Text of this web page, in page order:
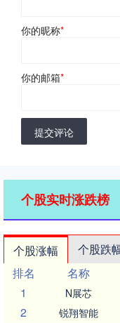
你的昵称*
你的邮箱*
提交评论
个股实时涨跌榜
个股涨幅 个股跌
排名
名称
1
N展芯
2 锐翔智能